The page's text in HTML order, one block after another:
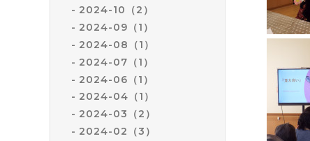
2024-10（2）
2024-09（1）
2024-08（1）
2024-07（1）
2024-06（1）
2024-04（1）
2024-03（2）
2024-02（3）